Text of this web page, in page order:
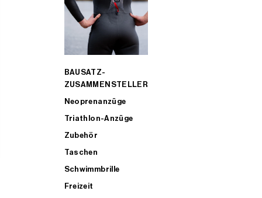
BAUSATZ-
ZUSAMMENSTELLER
Neoprenanzüge
Triathlon-Anzüge
Zubehör
Taschen
Schwimmbrille
Freizeit